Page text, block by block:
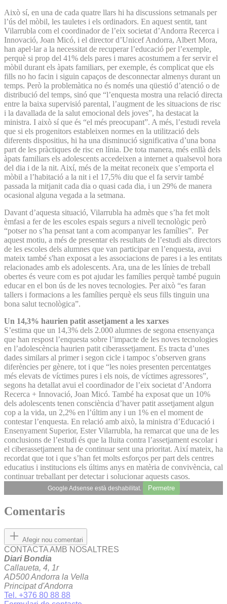
Això sí, en una de cada quatre llars hi ha discussions setmanals per
l’ús del mòbil, les tauletes i els ordinadors. En aquest sentit, tant
Vilarrubla com el coordinador de l’eix societat d’Andorra Recerca i
Innovació, Joan Micó, i el director d’Unicef Andorra, Albert Mora,
han apel·lar a la necessitat de recuperar l’educació per l’exemple,
perquè si prop del 41% dels pares i mares acostumem a fer servir el
mòbil durant els àpats familiars, per exemple, és complicat que els
fills no ho facin i siguin capaços de desconnectar almenys durant un
temps. Però la problemàtica no és només una qüestió d’atenció o de
distribució del temps, sinó que “l’enquesta mostra una relació directa
entre la baixa supervisió parental, l’augment de les situacions de risc
i la davallada de la salut emocional dels joves”, ha destacat la
ministra. I això sí que és “el més preocupant”. A més, l’estudi revela
que si els progenitors estableixen normes en la utilització dels
diferents dispositius, hi ha una disminució significativa d’una bona
part de les pràctiques de risc en línia. De tota manera, més enllà dels
àpats familiars els adolescents accedeixen a internet a qualsevol hora
del dia i de la nit. Així, més de la meitat reconeix que s’emporta el
mòbil a l’habitació a la nit i el 17,5% diu que el fa servir també
passada la mitjanit cada dia o quasi cada dia, i un 29% de manera
ocasional alguna vegada a la setmana.
Davant d’aquesta situació, Vilarrubla ha admès que s’ha fet molt
èmfasi a fer de les escoles espais segurs a nivell tecnològic però
“potser no s’ha pensat tant a com acompanyar les famílies”. Per
aquest motiu, a més de presentar els resultats de l’estudi als directors
de les escoles dels alumnes que van participar en l’enquesta, avui
mateix també s'han exposat a les associacions de pares i a les entitats
relacionades amb els adolescents. Ara, una de les línies de treball
obertes és veure com es pot ajudar les famílies perquè també puguin
educar en el bon ús de les noves tecnologies. Per això “es faran
tallers i formacions a les famílies perquè els seus fills tinguin una
bona salut tecnològica”.
Un 14,3% haurien patit assetjament a les xarxes
S’estima que un 14,3% dels 2.000 alumnes de segona ensenyança
que han respost l’enquesta sobre l’impacte de les noves tecnologies
en l’adolescència haurien patit ciberassetjament. Es tracta d’unes
dades similars al primer i segon cicle i tampoc s’observen grans
diferències per gènere, tot i que “les noies presenten percentatges
més elevats de víctimes pures i els nois, de víctimes agressores”,
segons ha detallat avui el coordinador de l’eix societat d’Andorra
Recerca + Innovació, Joan Micó. També ha exposat que un 10%
dels adolescents tenen consciència d’haver patit assetjament algun
cop a la vida, un 2,2% en l’últim any i un 1% en el moment de
contestar l’enquesta. En relació amb això, la ministra d’Educació i
Ensenyament Superior, Ester Vilarrubla, ha remarcat que una de les
conclusions de l’estudi és que la lluita contra l’assetjament escolar i
el ciberassetjament ha de continuar sent una prioritat. Així mateix, ha
recordat que tot i que s’han fet molts esforços per part dels centres
educatius i institucions els últims anys en matèria de convivència, cal
continuar treballant per detectar i solucionar aquests casos.
Google Adsense està deshabilitat. Permetre
Comentaris
Afegir nou comentari
CONTACTA AMB NOSALTRES
Diari Bondia
Callaueta, 4, 1r
AD500 Andorra la Vella
Principat d'Andorra
Tel. +376 80 88 88